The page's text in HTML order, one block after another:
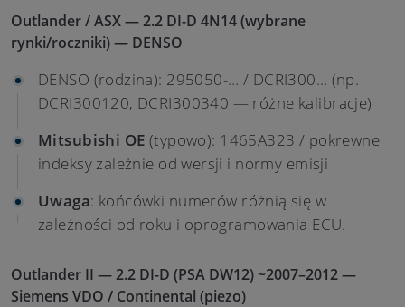
Outlander / ASX — 2.2 DI-D 4N14 (wybrane
rynki/roczniki) — DENSO
DENSO (rodzina): 295050-… / DCRI300… (np.
DCRI300120, DCRI300340 — różne kalibracje)
Mitsubishi OE (typowo): 1465A323 / pokrewne
indeksy zależnie od wersji i normy emisji
Uwaga: końcówki numerów różnią się w
zależności od roku i oprogramowania ECU.
Outlander II — 2.2 DI-D (PSA DW12) ~2007–2012 —
Siemens VDO / Continental (piezo)